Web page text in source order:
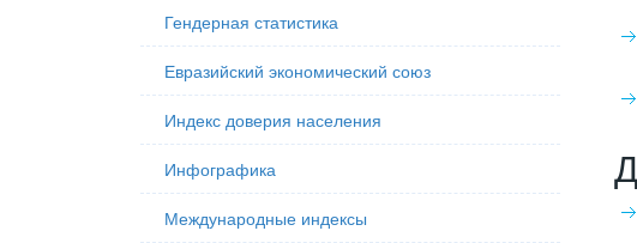
Гендерная статистика
Евразийский экономический союз
Индекс доверия населения
Инфографика
Международные индексы